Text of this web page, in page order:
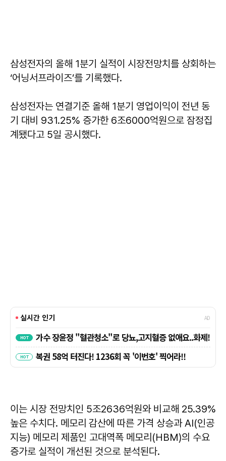
삼성전자의 올해 1분기 실적이 시장전망치를 상회하는
‘어닝서프라이즈’를 기록했다.
삼성전자는 연결기준 올해 1분기 영업이익이 전년 동
기 대비 931.25% 증가한 6조6000억원으로 잠정집
계됐다고 5일 공시했다.
이는 시장 전망치인 5조2636억원와 비교해 25.39%
높은 수치다. 메모리 감산에 따른 가격 상승과 AI(인공
지능) 메모리 제품인 고대역폭 메모리(HBM)의 수요
증가로 실적이 개선된 것으로 분석된다.